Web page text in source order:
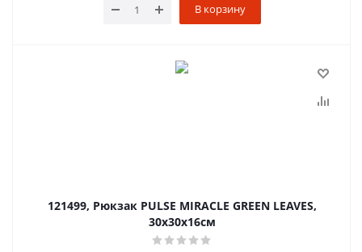
В корзину
121499, Рюкзак PULSE MIRACLE GREEN LEAVES,
30x30x16см